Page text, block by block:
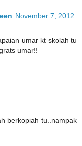
November 7, 2012
umar kt skolah tu
umar!!
berkopiah tu..nampak